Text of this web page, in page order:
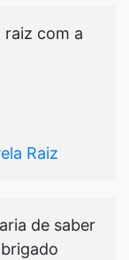
raiz com a
Raiz
de saber